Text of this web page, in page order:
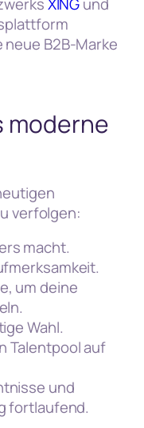
B2B-Marke
moderne
verfolgen:
macht.
um deine
Wahl.
Talentpool auf
und
fortlaufend.